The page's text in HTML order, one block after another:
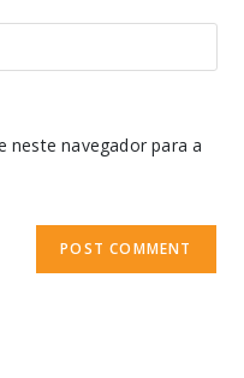
neste navegador para a